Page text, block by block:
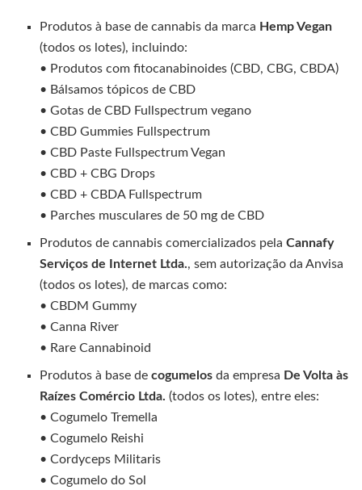
Produtos à base de cannabis da marca Hemp Vegan
(todos os lotes), incluindo:
• Produtos com fitocanabinoides (CBD, CBG, CBDA)
• Bálsamos tópicos de CBD
• Gotas de CBD Fullspectrum vegano
• CBD Gummies Fullspectrum
• CBD Paste Fullspectrum Vegan
• CBD + CBG Drops
• CBD + CBDA Fullspectrum
• Parches musculares de 50 mg de CBD
Produtos de cannabis comercializados pelaCannafy
Serviços de Internet Ltda., sem autorização da Anvisa
(todos os lotes), de marcas como:
• CBDM Gummy
• Canna River
• Rare Cannabinoid
Produtos à base decogumelos da empresa De Volta às
Raízes Comércio Ltda. (todos os lotes), entre eles:
• Cogumelo Tremella
• Cogumelo Reishi
• Cordyceps Militaris
• Cogumelo do Sol